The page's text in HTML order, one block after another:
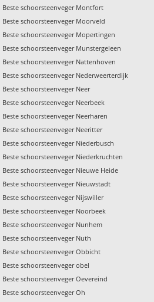
Beste schoorsteenveger Montfort
Beste schoorsteenveger Moorveld
Beste schoorsteenveger Mopertingen
Beste schoorsteenveger Munstergeleen
Beste schoorsteenveger Nattenhoven
Beste schoorsteenveger Nederweerterdijk
Beste schoorsteenveger Neer
Beste schoorsteenveger Neerbeek
Beste schoorsteenveger Neerharen
Beste schoorsteenveger Neeritter
Beste schoorsteenveger Niederbusch
Beste schoorsteenveger Niederkruchten
Beste schoorsteenveger Nieuwe Heide
Beste schoorsteenveger Nieuwstadt
Beste schoorsteenveger Nijswiller
Beste schoorsteenveger Noorbeek
Beste schoorsteenveger Nunhem
Beste schoorsteenveger Nuth
Beste schoorsteenveger Obbicht
Beste schoorsteenveger obel
Beste schoorsteenveger Oevereind
Beste schoorsteenveger Oh